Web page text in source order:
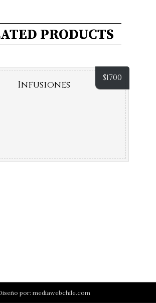
PRODUCTS
$1700
Infusiones
por: mediawebchile.com